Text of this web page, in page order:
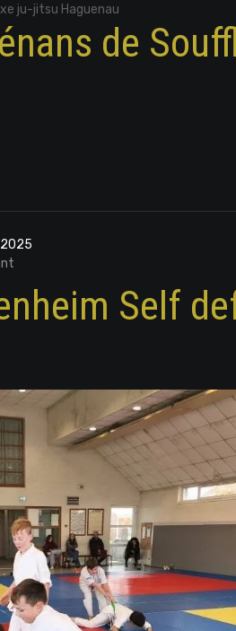
ju-jitsu Haguenau
de
Self